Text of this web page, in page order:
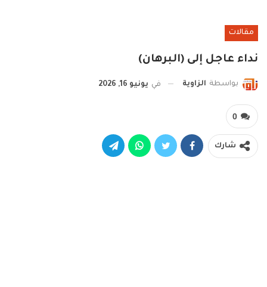
مقالات
نداء عاجل إلى (البرهان)
بواسطة الزاوية في يونيو 16, 2026
0
شارك